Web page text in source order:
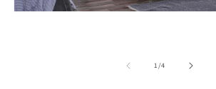
1/van
4